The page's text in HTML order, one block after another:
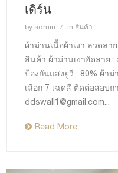
เดิร์น
by admin in สินค้า
ผ้าม่านเนื้อผ้าเงา ลวดลา
สินค้า ผ้าม่านเงาอัดลาย
ป้องกันแสงยูวี : 80% ผ้า
เลือก 7 เฉดสี ติดต่อสอบถ
ddswall1@gmail.com
Read More